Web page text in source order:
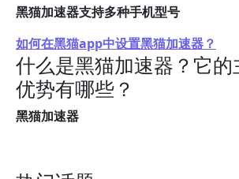
黑猫加速器支持多种手机型号
如何在黑猫app中设置黑猫加速器？
什么是黑猫加速器？它的
优势有哪些？
黑猫加速器